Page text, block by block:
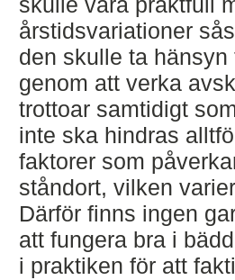
årstidsvariationer
den skulle ta
genom att verka
trottoar samtidigt
inte ska hindras
faktorer som
ståndort, vilken
Därför finns ingen
att fungera bra i
i praktiken för att